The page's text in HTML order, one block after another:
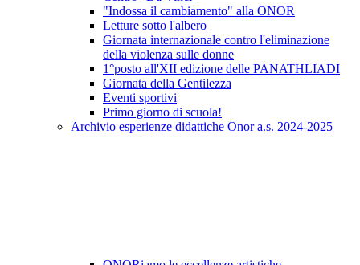
"Indossa il cambiamento" alla ONOR
Letture sotto l'albero
Giornata internazionale contro l'eliminazione
della violenza sulle donne
1°posto all'XII edizione delle PANATHLIADI
Giornata della Gentilezza
Eventi sportivi
Primo giorno di scuola!
Archivio esperienze didattiche Onor a.s. 2024-2025